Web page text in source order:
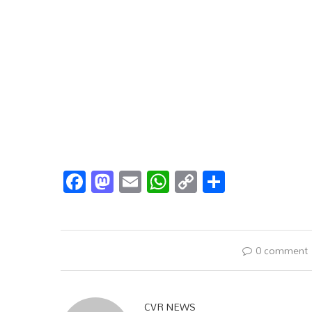
Facebook
Mastodon
EmailWhatsApp
Copy
Link
0 comment
CVR NEWS